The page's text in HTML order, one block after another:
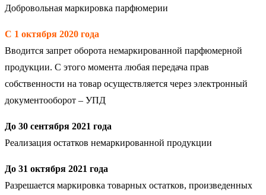
Добровольная маркировка парфюмерии
С 1 октября 2020 года
Вводится запрет оборота немаркированной парфюмерной
продукции. С этого момента любая передача прав
собственности на товар осуществляется через электронный
документооборот – УПД
До 30 сентября 2021 года
Реализация остатков немаркированной продукции
До 31 октября 2021 года
Разрешается маркировка товарных остатков, произведенных